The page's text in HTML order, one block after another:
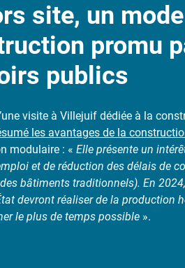
site, un
promu
publics
visite à Villejuif dédiée à la
les avantages de la
modulaire : « Elle présente un
et de réduction des délais de
bâtiments traditionnels). En
devront réaliser de la production
le plus de temps possible ».